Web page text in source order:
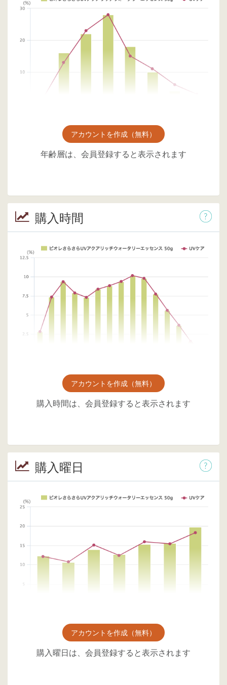
アカウントを作成（無料）
年齢層は、会員登録すると表示されます
購入時間
アカウントを作成（無料）
購入時間は、会員登録すると表示されます
購入曜日
アカウントを作成（無料）
購入曜日は、会員登録すると表示されます